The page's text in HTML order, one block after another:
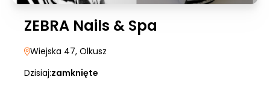
ZEBRA Nails & Spa
Wiejska 47, Olkusz
Dzisiaj:zamknięte